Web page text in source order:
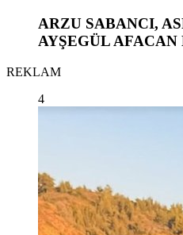
ARZU SABANCI,
AYŞEGÜL
REKLAM
4